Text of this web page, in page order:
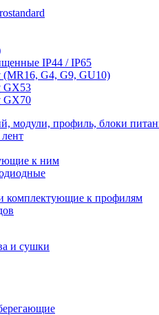
IP44 / IP65
(MR16, G4, G9, GU10)
GX53
GX70
модули, профиль, блоки
к ним
комплектующие к профилям
и сушки